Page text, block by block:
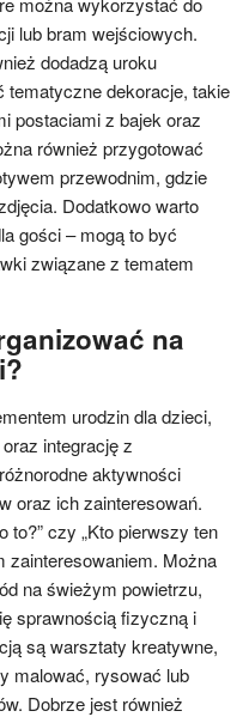
lub bram wejściowych.
dodadzą uroku
tematyczne dekoracje, takie
postaciami z bajek oraz
również przygotować
przewodnim, gdzie
Dodatkowo warto
gości – mogą to być
związane z tematem
na
urodzin dla dzieci,
integrację z
aktywności
oraz ich zainteresowań.
to?” czy „Kto pierwszy ten
zainteresowaniem. Można
na świeżym powietrzu,
sprawnością fizyczną i
są warsztaty kreatywne,
malować, rysować lub
Dobrze jest również